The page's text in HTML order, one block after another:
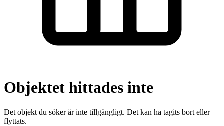
Objektet hittades inte
Det objekt du söker är inte tillgängligt. Det kan ha tagits bort eller
flyttats.